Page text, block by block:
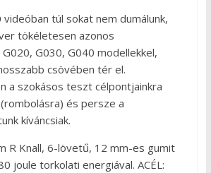
videóban túl sokat nem dumálunk,
tökéletesen azonos
G030, G040 modellekkel,
csövében tér el.
a szokásos teszt célpontjainkra
és persze a
kíváncsiak.
R Knall, 6-lövetű, 12 mm-es gumit
joule torkolati energiával. ACÉL: